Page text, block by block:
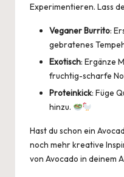
Experimentieren. Lass
Veganer Burrito:
gebratenes
Exotisch: Ergänze
fruchtig-scharfe
Proteinkick: Füge
hinzu.
Hast du schon ein
noch mehr kreative
von Avocado in deinem